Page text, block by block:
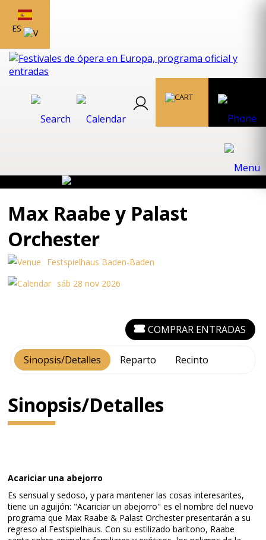
ES
Max Raabe y Palast
Orchester
Festspielhaus Baden-Baden
sáb 28 nov 2026
Sinopsis/Detalles Reparto Recinto
COMPRAR ENTRADAS
Sinopsis/Detalles
Acariciar una abejorro
Es sensual y sedoso, y para mantener las cosas interesantes,
tiene un aguijón: "Acariciar un abejorro" es el nombre del nuevo
programa que Max Raabe & Palast Orchester presentarán a su
regreso al Festspielhaus. Con su estilizado barítono, Raabe